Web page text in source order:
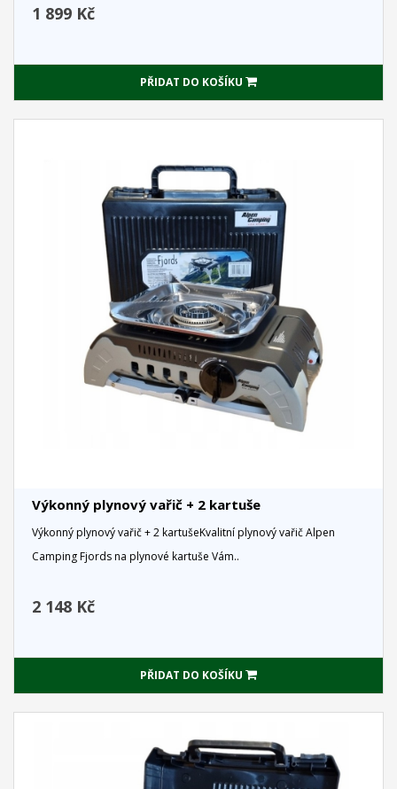
1 899 Kč
PŘIDAT DO KOŠÍKU
Výkonný plynový vařič + 2 kartuše
Výkonný plynový vařič + 2 kartušeKvalitní plynový vařič Alpen
Camping Fjords na plynové kartuše Vám..
2 148 Kč
PŘIDAT DO KOŠÍKU